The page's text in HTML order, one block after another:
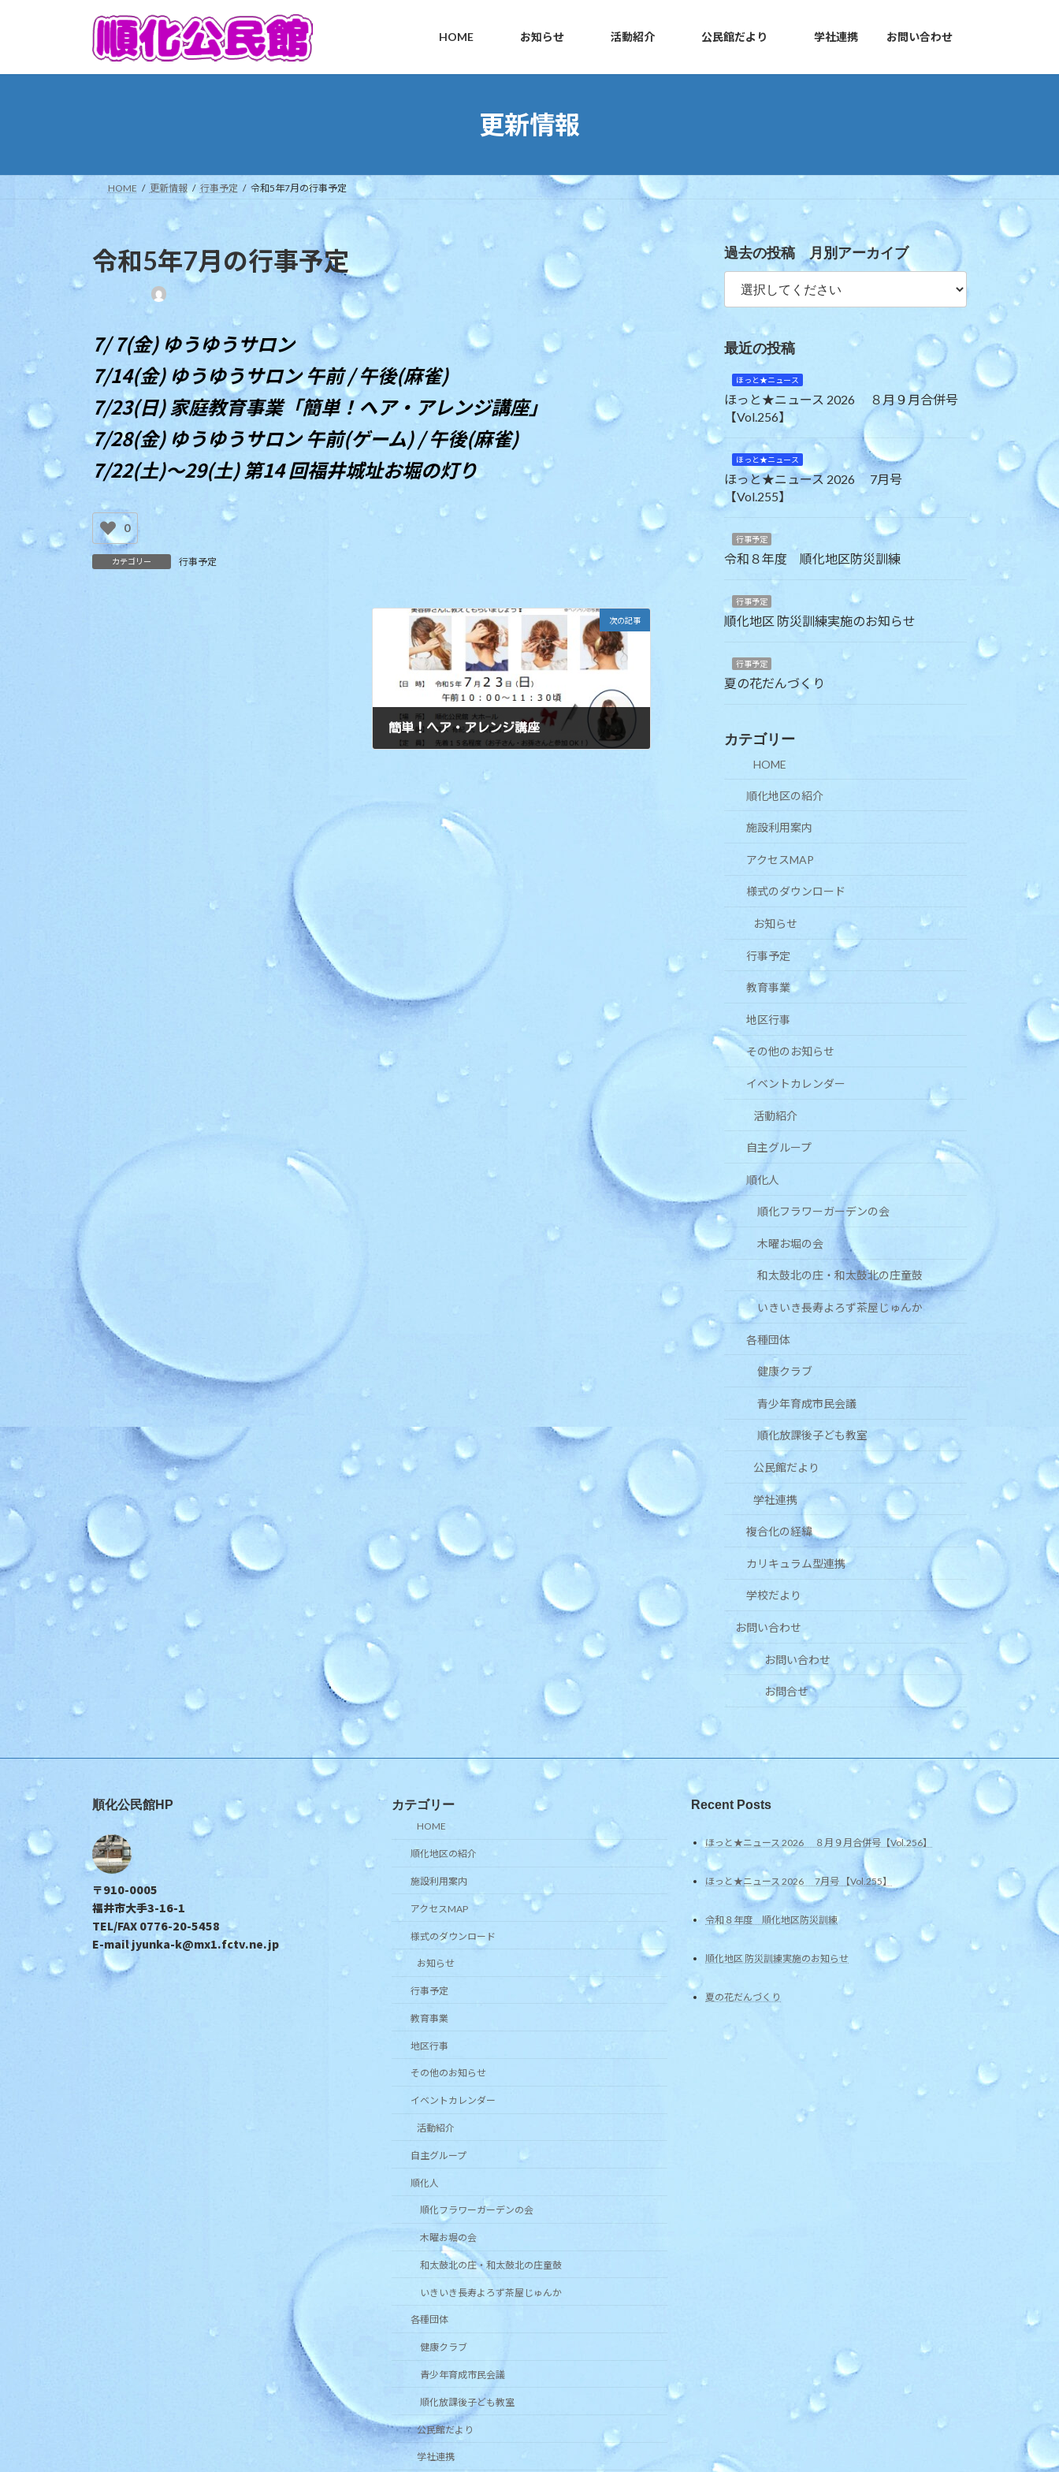
プ
動
HOME お知らせ 活動紹介 公民館だより 学社連携 お問い合わせ
更新情報
HOME 更新情報 行事予定 令和5年7月の行事予定
令和5年7月の行事予定
最
新
日
時
:
7/ 7(金) ゆうゆうサロン
7/14(金) ゆうゆうサロン 午前 / 午後(麻雀)
7/23(日) 家庭教育事業「簡単！ヘア・アレンジ講座」
7/28(金) ゆうゆうサロン 午前(ゲーム) / 午後(麻雀)
7/22(土)～29(土) 第14 回福井城址お堀の灯り
0
カテゴリー 行事予定
次の記事
簡単！ヘア・アレンジ講座
過去の投稿 月別アーカイブ
最近の投稿
ほっと★ニュース
ほっと★ニュース 2026 ８月９月合併号
【Vol.256】
ほっと★ニュース
ほっと★ニュース 2026 7月号
【Vol.255】
行事予定
令和８年度 順化地区防災訓練
行事予定
順化地区 防災訓練実施のお知らせ
行事予定
夏の花だんづくり
カテゴリー
HOME
順化地区の紹介
施設利用案内
アクセスMAP
様式のダウンロード
お知らせ
行事予定
教育事業
地区行事
その他のお知らせ
イベントカレンダー
活動紹介
自主グループ
順化人
順化フラワーガーデンの会
木曜お堀の会
和太鼓北の庄・和太鼓北の庄童鼓
いきいき長寿よろず茶屋じゅんか
各種団体
健康クラブ
青少年育成市民会議
順化放課後子ども教室
公民館だより
学社連携
複合化の経緯
カリキュラム型連携
学校だより
お問い合わせ
お問い合わせ
お問合せ
順化公民館HP
〒910-0005
福井市大手3-16-1
TEL/FAX 0776-20-5458
E-mail jyunka-k@mx1.fctv.ne.jp
カテゴリー
HOME
順化地区の紹介
施設利用案内
アクセスMAP
様式のダウンロード
お知らせ
行事予定
教育事業
地区行事
その他のお知らせ
イベントカレンダー
活動紹介
自主グループ
順化人
順化フラワーガーデンの会
木曜お堀の会
和太鼓北の庄・和太鼓北の庄童鼓
いきいき長寿よろず茶屋じゅんか
各種団体
健康クラブ
青少年育成市民会議
順化放課後子ども教室
公民館だより
学社連携
Recent Posts
ほっと★ニュース 2026 ８月９月合併号【Vol.256】
ほっと★ニュース 2026 7月号 【Vol.255】
令和８年度 順化地区防災訓練
順化地区 防災訓練実施のお知らせ
夏の花だんづくり